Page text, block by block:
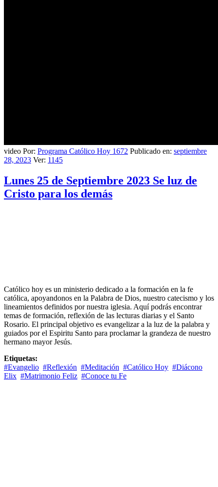
video Por: Programa Católico Hoy 1672 Publicado en: septiembre
28, 2023 Ver: 1145
Lunes 25 de Septiembre 2023 Se luz de
Cristo para los demás
Católico hoy es un ministerio dedicado a la formación en la fe
católica, apoyandonos en la Palabra de Dios, nuestro catecismo y los
lineamientos definidos por nuestra iglesia. Aquí podrás encontrar
temas de formación, reflexión de las lecturas diarias y el Santo
Rosario. El principal objetivo es evangelizar a la luz de la palabra y
guiados por el Espiritu Santo para proclamar la grandeza de nuestro
hermano mayor Jesús.
Etiquetas:
#Evangelio #Reflexión #Meditación #Católico Hoy #Diácono
Elix #Matrimonio Feliz #Conoce tu Fe